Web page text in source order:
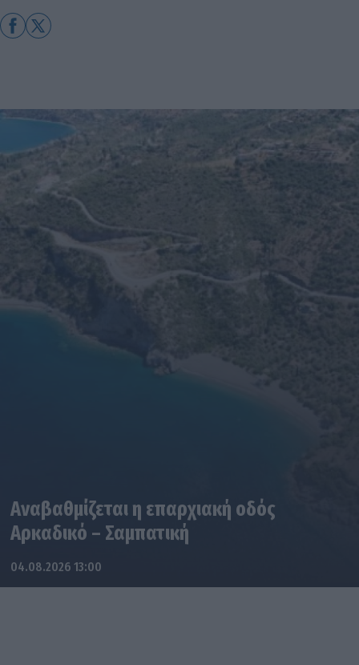
Αναβαθμίζεται η επαρχιακή οδός
Αρκαδικό – Σαμπατική
04.08.2026 13:00